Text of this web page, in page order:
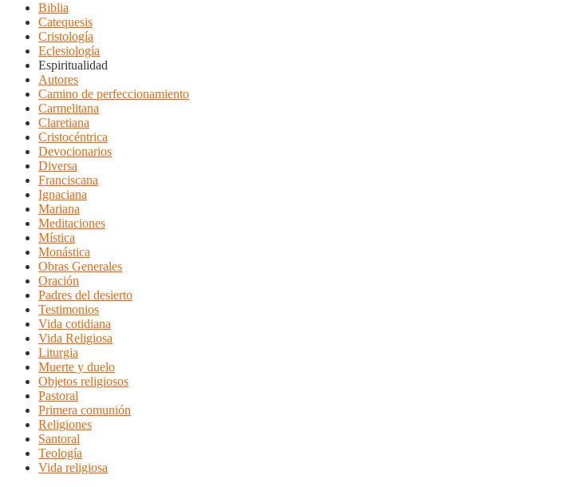
Biblia
Catequesis
Cristología
Eclesiología
Espiritualidad
Autores
Camino de perfeccionamiento
Carmelitana
Claretiana
Cristocéntrica
Devocionarios
Diversa
Franciscana
Ignaciana
Mariana
Meditaciones
Mística
Monástica
Obras Generales
Oración
Padres del desierto
Testimonios
Vida cotidiana
Vida Religiosa
Liturgia
Muerte y duelo
Objetos religiosos
Pastoral
Primera comunión
Religiones
Santoral
Teología
Vida religiosa